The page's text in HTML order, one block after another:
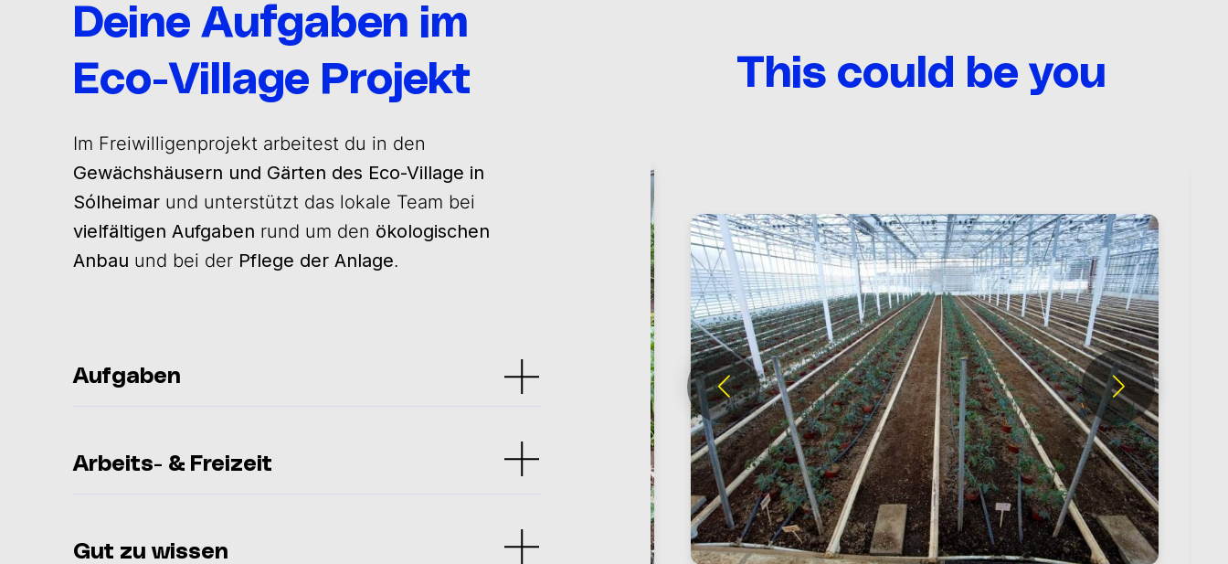
Deine Aufgaben im
Eco-Village Projekt
Im Freiwilligenprojekt arbeitest du in den
Gewächshäusern und Gärten des Eco-Village in
Sólheimar und unterstützt das lokale Team bei
vielfältigen Aufgaben rund um den ökologischen
Anbau und bei der Pflege der Anlage.
Aufgaben
Arbeits- & Freizeit
Gut zu wissen
This could be you